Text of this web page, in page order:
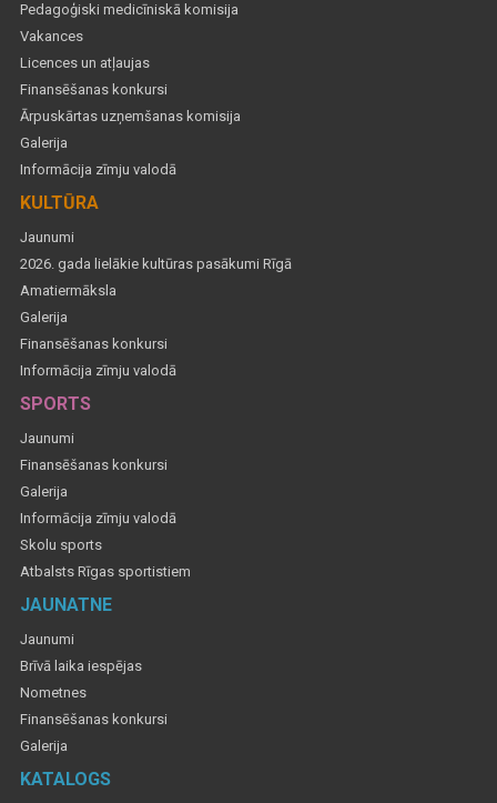
Pedagoģiski medicīniskā komisija
Vakances
Licences un atļaujas
Finansēšanas konkursi
Ārpuskārtas uzņemšanas komisija
Galerija
Informācija zīmju valodā
KULTŪRA
Jaunumi
2026. gada lielākie kultūras pasākumi Rīgā
Amatiermāksla
Galerija
Finansēšanas konkursi
Informācija zīmju valodā
SPORTS
Jaunumi
Finansēšanas konkursi
Galerija
Informācija zīmju valodā
Skolu sports
Atbalsts Rīgas sportistiem
JAUNATNE
Jaunumi
Brīvā laika iespējas
Nometnes
Finansēšanas konkursi
Galerija
KATALOGS